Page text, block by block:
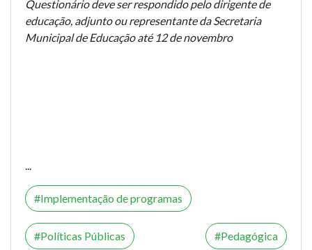
Questionário deve ser respondido pelo dirigente de
educação, adjunto ou representante da Secretaria
Municipal de Educação até 12 de novembro
Implementação de programas
Políticas Públicas Pedagógica